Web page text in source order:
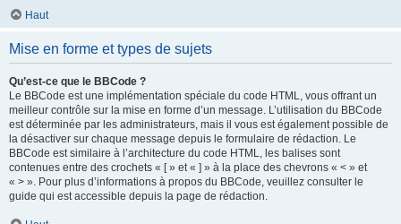
Haut
Mise en forme et types de sujets
Qu’est-ce que le BBCode ?
Le BBCode est une implémentation spéciale du code HTML, vous offrant un
meilleur contrôle sur la mise en forme d’un message. L’utilisation du BBCode
est déterminée par les administrateurs, mais il vous est également possible de
la désactiver sur chaque message depuis le formulaire de rédaction. Le
BBCode est similaire à l’architecture du code HTML, les balises sont
contenues entre des crochets « [ » et « ] » à la place des chevrons « < » et
« > ». Pour plus d’informations à propos du BBCode, veuillez consulter le
guide qui est accessible depuis la page de rédaction.